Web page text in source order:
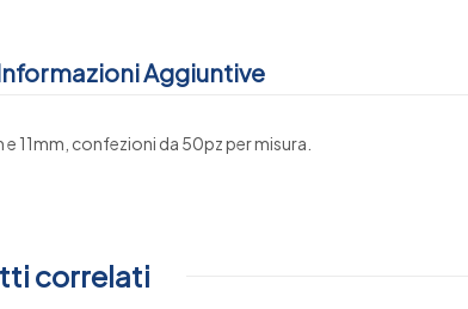
Aggiuntive
11mm, confezioni da 50pz per misura.
correlati